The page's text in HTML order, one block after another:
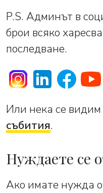
P.S. Админът в
брои всяко
последване.
Или нека се
събития.
Нуждаете се
Ако имате нужда